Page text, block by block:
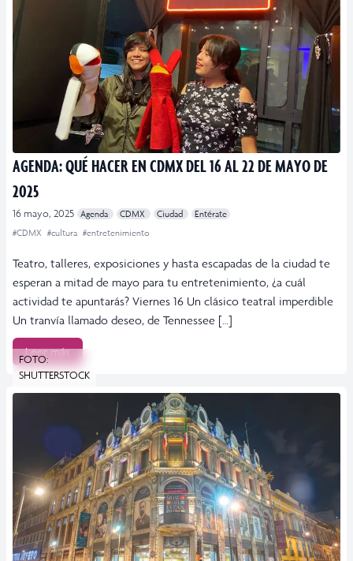
AGENDA: QUÉ HACER EN CDMX DEL 16 AL 22 DE MAYO DE
2025
16 mayo, 2025 Agenda CDMX Ciudad
Entérate
#CDMX #cultura #entretenimiento
Teatro, talleres, exposiciones y hasta escapadas de la ciudad te
esperan a mitad de mayo para tu entretenimiento, ¿a cuál
actividad te apuntarás? Viernes 16 Un clásico teatral imperdible
Un tranvía llamado deseo, de Tennessee […]
Leer más
FOTO:
SHUTTERSTOCK